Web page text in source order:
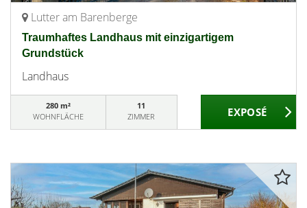
Lutter am Barenberge
Traumhaftes Landhaus mit einzigartigem
Grundstück
Landhaus
280 m²
WOHNFLÄCHE
11
ZIMMER